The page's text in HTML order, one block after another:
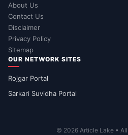
About Us
Contact Us
Disclaimer
Privacy Policy
Sitemap
OUR NETWORK SITES
Rojgar Portal
Sarkari Suvidha Portal
© 2026 Article Lake •